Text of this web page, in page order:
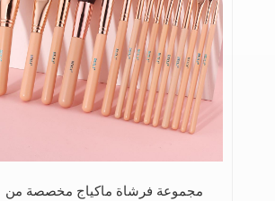
مجموعة فرشاة ماكياج مخصصة من